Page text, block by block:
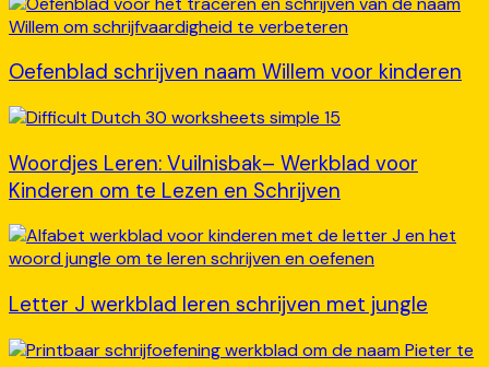
Oefenblad schrijven naam Willem voor kinderen
Woordjes Leren: Vuilnisbak– Werkblad voor
Kinderen om te Lezen en Schrijven
Letter J werkblad leren schrijven met jungle